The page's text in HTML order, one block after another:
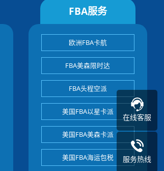
FBA服务
欧洲FBA卡航
FBA美森限时达
FBA头程空派
美国FBA以星卡派
美国FBA美森卡派
美国FBA海运包税
在线客服
服务热线